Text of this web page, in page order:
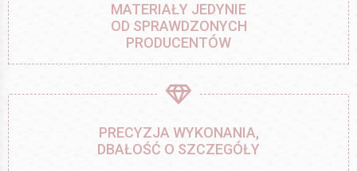
MATERIAŁY JEDYNIE
OD SPRAWDZONYCH
PRODUCENTÓW
PRECYZJA WYKONANIA,
DBAŁOŚĆ O SZCZEGÓŁY